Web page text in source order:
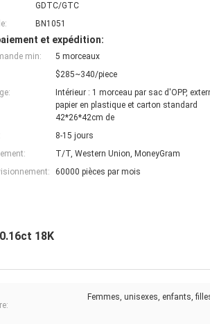
GDTC/GTC
BN1051
et expédition:
min:
5 morceaux
$285~340/piece
Intérieur : 1 morceau par sac d'OPP,
papier en plastique et carton standard
42*26*42cm de
8-15 jours
T/T, Western Union, MoneyGram
60000 pièces par mois
18K
Femmes, unisexes, enfants,